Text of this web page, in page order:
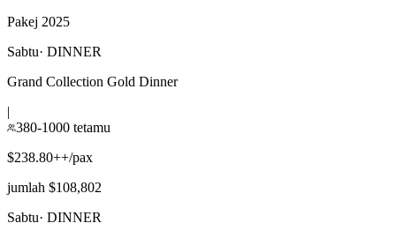
Pakej 2025
Sabtu· DINNER
Grand Collection Gold Dinner
|
380-1000 tetamu
$238.80++/pax
jumlah $108,802
Sabtu· DINNER